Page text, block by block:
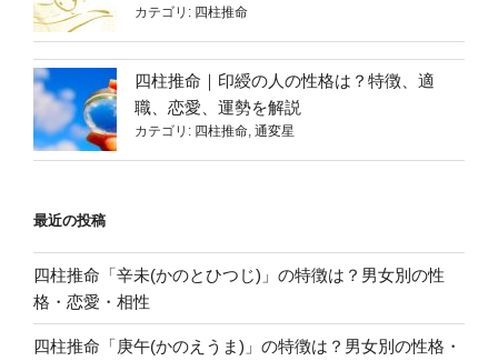
カテゴリ: 四柱推命
四柱推命｜印綬の人の性格は？特徴、適
職、恋愛、運勢を解説
カテゴリ: 四柱推命, 通変星
最近の投稿
四柱推命「辛未(かのとひつじ)」の特徴は？男女別の性
格・恋愛・相性
四柱推命「庚午(かのえうま)」の特徴は？男女別の性格・